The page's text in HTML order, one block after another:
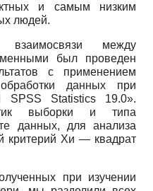
и самым низким
людей.
между
был проведен
с применением
обработки данных при
SPSS Statistics 19.0».
выборки и типа
данных, для анализа
критерий Хи — квадрат
при изучении